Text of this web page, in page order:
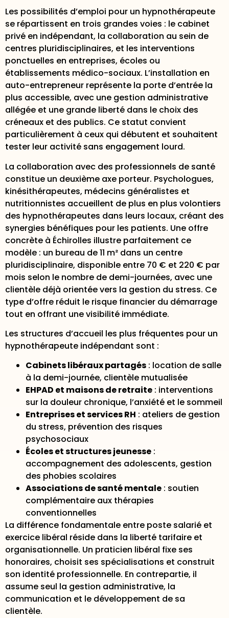
Les possibilités d’emploi pour un hypnothérapeute
se répartissent en trois grandes voies : le cabinet
privé en indépendant, la collaboration au sein de
centres pluridisciplinaires, et les interventions
ponctuelles en entreprises, écoles ou
établissements médico-sociaux. L’installation en
auto-entrepreneur représente la porte d’entrée la
plus accessible, avec une gestion administrative
allégée et une grande liberté dans le choix des
créneaux et des publics. Ce statut convient
particulièrement à ceux qui débutent et souhaitent
tester leur activité sans engagement lourd.
La collaboration avec des professionnels de santé
constitue un deuxième axe porteur. Psychologues,
kinésithérapeutes, médecins généralistes et
nutritionnistes accueillent de plus en plus volontiers
des hypnothérapeutes dans leurs locaux, créant des
synergies bénéfiques pour les patients. Une offre
concrète à Échirolles illustre parfaitement ce
modèle : un bureau de 11 m² dans un centre
pluridisciplinaire, disponible entre 70 € et 220 € par
mois selon le nombre de demi-journées, avec une
clientèle déjà orientée vers la gestion du stress. Ce
type d’offre réduit le risque financier du démarrage
tout en offrant une visibilité immédiate.
Les structures d’accueil les plus fréquentes pour un
hypnothérapeute indépendant sont :
Cabinets libéraux partagés : location de salle
à la demi-journée, clientèle mutualisée
EHPAD et maisons de retraite : interventions
sur la douleur chronique, l’anxiété et le sommeil
Entreprises et services RH : ateliers de gestion
du stress, prévention des risques
psychosociaux
Écoles et structures jeunesse :
accompagnement des adolescents, gestion
des phobies scolaires
Associations de santé mentale : soutien
complémentaire aux thérapies
conventionnelles
La différence fondamentale entre poste salarié et
exercice libéral réside dans la liberté tarifaire et
organisationnelle. Un praticien libéral fixe ses
honoraires, choisit ses spécialisations et construit
son identité professionnelle. En contrepartie, il
assume seul la gestion administrative, la
communication et le développement de sa
clientèle.